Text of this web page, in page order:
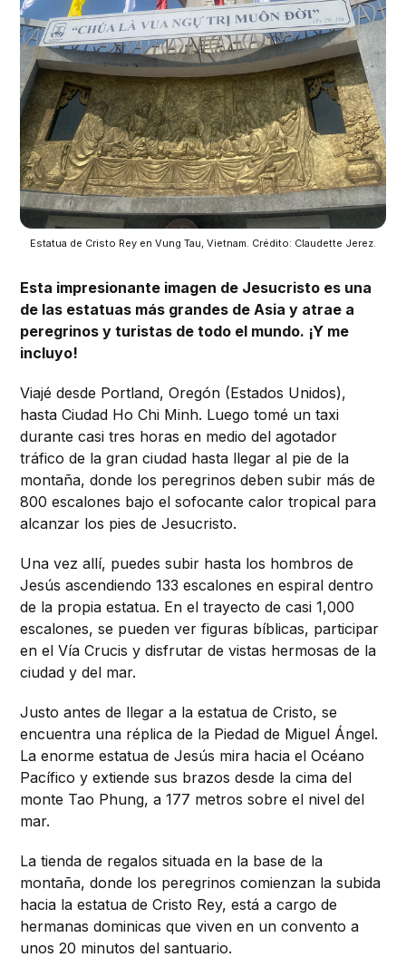
Estatua de Cristo Rey en Vung Tau, Vietnam. Crédito: Claudette Jerez.
Esta impresionante imagen de Jesucristo es una
de las estatuas más grandes de Asia y atrae a
peregrinos y turistas de todo el mundo. ¡Y me
incluyo!
Viajé desde Portland, Oregón (Estados Unidos),
hasta Ciudad Ho Chi Minh. Luego tomé un taxi
durante casi tres horas en medio del agotador
tráfico de la gran ciudad hasta llegar al pie de la
montaña, donde los peregrinos deben subir más de
800 escalones bajo el sofocante calor tropical para
alcanzar los pies de Jesucristo.
Una vez allí, puedes subir hasta los hombros de
Jesús ascendiendo 133 escalones en espiral dentro
de la propia estatua. En el trayecto de casi 1,000
escalones, se pueden ver figuras bíblicas, participar
en el Vía Crucis y disfrutar de vistas hermosas de la
ciudad y del mar.
Justo antes de llegar a la estatua de Cristo, se
encuentra una réplica de la Piedad de Miguel Ángel.
La enorme estatua de Jesús mira hacia el Océano
Pacífico y extiende sus brazos desde la cima del
monte Tao Phung, a 177 metros sobre el nivel del
mar.
La tienda de regalos situada en la base de la
montaña, donde los peregrinos comienzan la subida
hacia la estatua de Cristo Rey, está a cargo de
hermanas dominicas que viven en un convento a
unos 20 minutos del santuario.